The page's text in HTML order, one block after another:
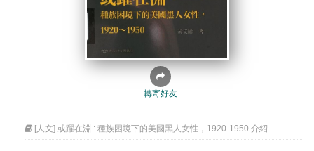
轉寄好友
[人文] 或躍在淵 : 種族困境下的美國黑人女性，1920-1950 介紹